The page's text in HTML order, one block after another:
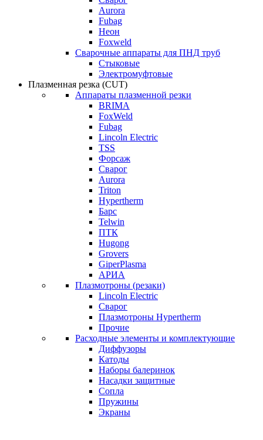
Aurora
Fubag
Неон
Foxweld
Сварочные аппараты для ПНД труб
Стыковые
Электромуфтовые
Плазменная резка (CUT)
Аппараты плазменной резки
BRIMA
FoxWeld
Fubag
Lincoln Electric
TSS
Форсаж
Сварог
Aurora
Triton
Hypertherm
Барс
Telwin
ПТК
Hugong
Grovers
GiperPlasma
АРИА
Плазмотроны (резаки)
Lincoln Electric
Сварог
Плазмотроны Hypertherm
Прочие
Расходные элементы и комплектующие
Диффузоры
Катоды
Наборы балеринок
Насадки защитные
Сопла
Пружины
Экраны